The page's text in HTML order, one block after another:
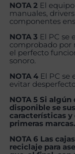
NOTA 2 El
manuales,
componentes
NOTA 3 El PC
comprobado por
el perfecto
sonoro.
NOTA 4 El PC
evitar
NOTA 5 Si
disponible se
características y
primeras marcas.
NOTA 6 Las
reciclaje para